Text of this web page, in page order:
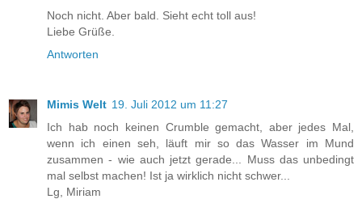
Noch nicht. Aber bald. Sieht echt toll aus!
Liebe Grüße.
Antworten
Mimis Welt 19. Juli 2012 um 11:27
Ich hab noch keinen Crumble gemacht, aber jedes Mal,
wenn ich einen seh, läuft mir so das Wasser im Mund
zusammen - wie auch jetzt gerade... Muss das unbedingt
mal selbst machen! Ist ja wirklich nicht schwer...
Lg, Miriam